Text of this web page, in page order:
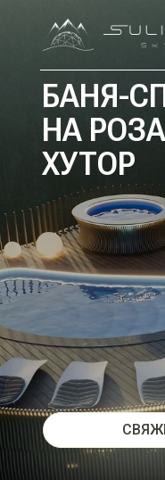
БАНЯ-
НА РОЗА
ХУТОР